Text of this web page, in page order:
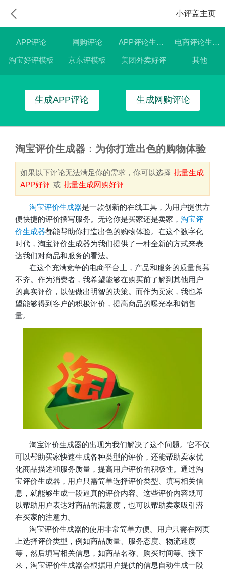
小评盖主页
APP评论 网购评论 APP评论生成器 电商评论生成器
淘宝好评模板 京东评模板 美团外卖好评 其他
生成APP评论 生成网购评论
淘宝评价生成器：为你打造出色的购物体验
如果以下评论无法满足你的需求，你可以选择 批量生成
APP好评 或 批量生成网购好评
淘宝评价生成器是一款创新的在线工具，为用户提供方
便快捷的评价撰写服务。无论你是买家还是卖家， 淘宝评
价生成器都能帮助你打造出色的购物体验。在这个数字化
时代，淘宝评价生成器为我们提供了一种全新的方式来表
达我们对商品和服务的看法。
在这个充满竞争的电商平台上，产品和服务的质量良莠
不齐。作为消费者，我希望能够在购买前了解到其他用户
的真实评价，以便做出明智的决策。而作为卖家，我也希
望能够得到客户的积极评价，提高商品的曝光率和销售
量。
淘宝评价生成器的出现为我们解决了这个问题。它不仅
可以帮助买家快速生成各种类型的评价，还能帮助卖家优
化商品描述和服务质量，提高用户评价的积极性。通过淘
宝评价生成器，用户只需简单选择评价类型、填写相关信
息，就能够生成一段逼真的评价内容。这些评价内容既可
以帮助用户表达对商品的满意度，也可以帮助卖家吸引潜
在买家的注意力。
淘宝评价生成器的使用非常简单方便。用户只需在网页
上选择评价类型，例如商品质量、服务态度、物流速度
等，然后填写相关信息，如商品名称、购买时间等。接下
来，淘宝评价生成器会根据用户提供的信息自动生成一段